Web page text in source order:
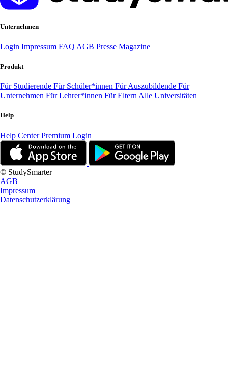
Unternehmen
Login Impressum FAQ AGB Presse Magazine
Produkt
Für Studierende Für Schüler*innen Für Auszubildende Für
Unternehmen Für Lehrer*innen Für Eltern Alle Universitäten
Help
Help CenterPremium Login
© StudySmarter
AGB
Impressum
Datenschutzerklärung